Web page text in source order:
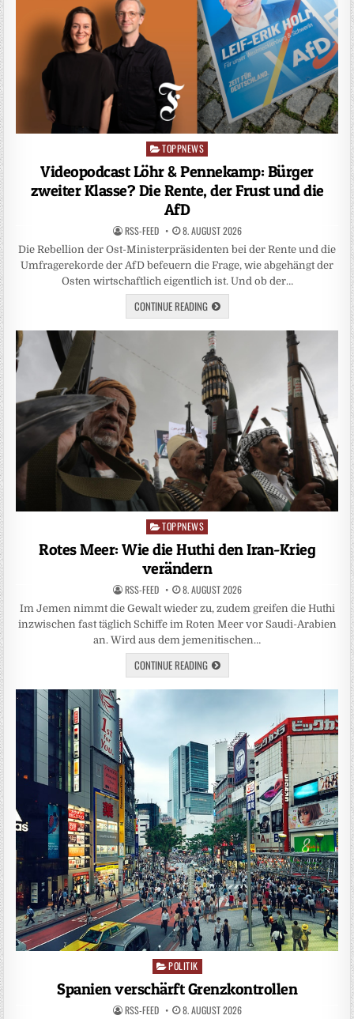
Posted
in
TOPPNEWS
Videopodcast Löhr & Pennekamp: Bürger
zweiter Klasse? Die Rente, der Frust und die
AfD
RSS-FEED 8. AUGUST 2026
Die Rebellion der Ost-Ministerpräsidenten bei der Rente und die
Umfragerekorde der AfD befeuern die Frage, wie abgehängt der
Osten wirtschaftlich eigentlich ist. Und ob der…
CONTINUE READING
Posted
TOPPNEWS
Rotes Meer: Wie die Huthi den Iran-Krieg
verändern
RSS-FEED 8. AUGUST 2026
Im Jemen nimmt die Gewalt wieder zu, zudem greifen die Huthi
inzwischen fast täglich Schiffe im Roten Meer vor Saudi-Arabien
an. Wird aus dem jemenitischen…
CONTINUE READING
Posted
in
POLITIK
Spanien verschärft Grenzkontrollen
RSS-FEED 8. AUGUST 2026